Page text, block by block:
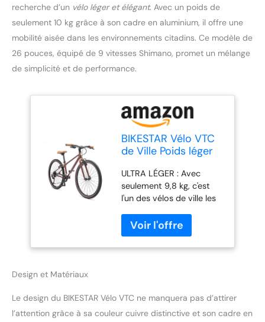
recherche d’un vélo léger et élégant. Avec un poids de
seulement 10 kg grâce à son cadre en aluminium, il offre une
mobilité aisée dans les environnements citadins. Ce modèle de
26 pouces, équipé de 9 vitesses Shimano, promet un mélange
de simplicité et de performance.
BIKESTAR Vélo VTC
de Ville Poids léger
Bicyclette 26
Pouces, 9 Vitesses
Shimano, Urbain |
Cuivre
ULTRA LÉGER : Avec
seulement 9,8 kg, c'est
l'un des vélos de ville les
sans pour autant
renoncer à la sécurité et à
la stabilité. Le cadre
directives ergonomiques.
Avec la transmission
Design et Matériaux
Le design du BIKESTAR Vélo VTC ne manquera pas d’attirer
l’attention grâce à sa couleur cuivre distinctive et son cadre en